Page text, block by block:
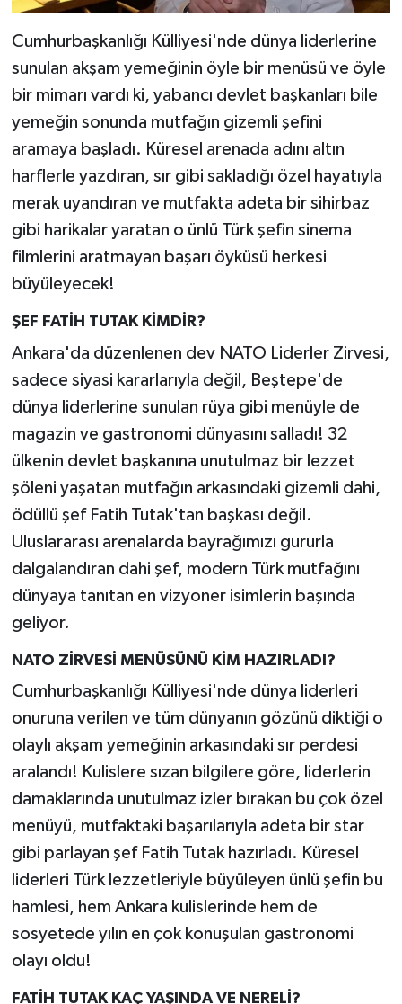
Cumhurbaşkanlığı Külliyesi'nde dünya liderlerine
sunulan akşam yemeğinin öyle bir menüsü ve öyle
bir mimarı vardı ki, yabancı devlet başkanları bile
yemeğin sonunda mutfağın gizemli şefini
aramaya başladı. Küresel arenada adını altın
harflerle yazdıran, sır gibi sakladığı özel hayatıyla
merak uyandıran ve mutfakta adeta bir sihirbaz
gibi harikalar yaratan o ünlü Türk şefin sinema
filmlerini aratmayan başarı öyküsü herkesi
büyüleyecek!
ŞEF FATİH TUTAK KİMDİR?
Ankara'da düzenlenen dev NATO Liderler Zirvesi,
sadece siyasi kararlarıyla değil, Beştepe'de
dünya liderlerine sunulan rüya gibi menüyle de
magazin ve gastronomi dünyasını salladı! 32
ülkenin devlet başkanına unutulmaz bir lezzet
şöleni yaşatan mutfağın arkasındaki gizemli dahi,
ödüllü şef Fatih Tutak'tan başkası değil.
Uluslararası arenalarda bayrağımızı gururla
dalgalandıran dahi şef, modern Türk mutfağını
dünyaya tanıtan en vizyoner isimlerin başında
geliyor.
NATO ZİRVESİ MENÜSÜNÜ KİM HAZIRLADI?
Cumhurbaşkanlığı Külliyesi'nde dünya liderleri
onuruna verilen ve tüm dünyanın gözünü diktiği o
olaylı akşam yemeğinin arkasındaki sır perdesi
aralandı! Kulislere sızan bilgilere göre, liderlerin
damaklarında unutulmaz izler bırakan bu çok özel
menüyü, mutfaktaki başarılarıyla adeta bir star
gibi parlayan şef Fatih Tutak hazırladı. Küresel
liderleri Türk lezzetleriyle büyüleyen ünlü şefin bu
hamlesi, hem Ankara kulislerinde hem de
sosyetede yılın en çok konuşulan gastronomi
olayı oldu!
FATİH TUTAK KAÇ YAŞINDA VE NERELİ?